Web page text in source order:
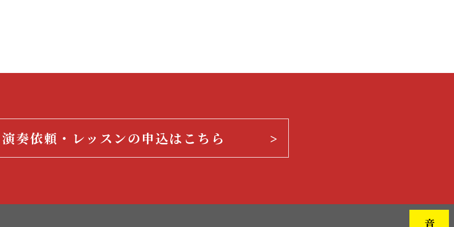
演奏依頼・レッスンの申込はこちら